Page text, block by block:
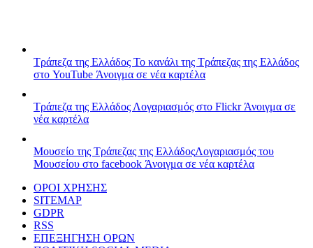
Τράπεζα της Ελλάδος Το κανάλι της Τράπεζας της Ελλάδος
στο YouTube Άνοιγμα σε νέα καρτέλα
Τράπεζα της Ελλάδος Λογαριασμός στο FlickrΆνοιγμα σε
νέα καρτέλα
Μουσείο της Τράπεζας της ΕλλάδοςΛογαριασμός του
Μουσείου στο facebook Άνοιγμα σε νέα καρτέλα
ΟΡΟΙ ΧΡΗΣΗΣ
SITEMAP
GDPR
RSS
ΕΠΕΞΗΓΗΣΗ ΟΡΩΝ